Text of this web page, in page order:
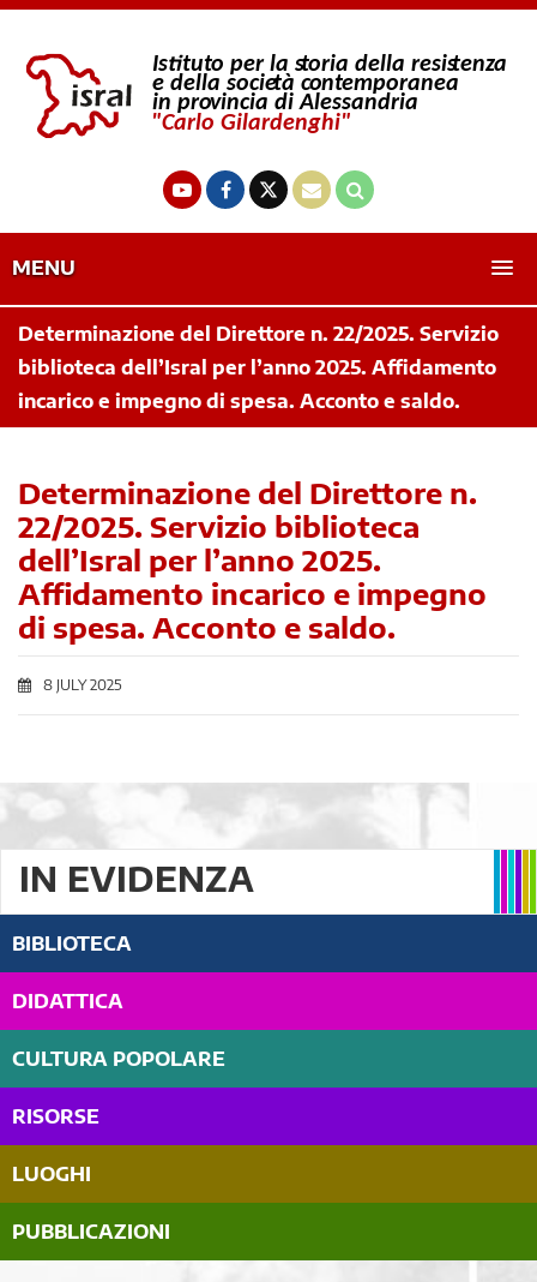
MENU
Determinazione del Direttore n. 22/2025. Servizio
biblioteca dell’Isral per l’anno 2025. Affidamento
incarico e impegno di spesa. Acconto e saldo.
Determinazione del Direttore n.
22/2025. Servizio biblioteca
dell’Isral per l’anno 2025.
Affidamento incarico e impegno
di spesa. Acconto e saldo.
8 JULY 2025
IN EVIDENZA
BIBLIOTECA
DIDATTICA
CULTURA POPOLARE
RISORSE
LUOGHI
PUBBLICAZIONI